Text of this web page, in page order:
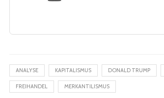
ANALYSE KAPITALISMUS DONALD TRUMP
FREIHANDEL MERKANTILISMUS